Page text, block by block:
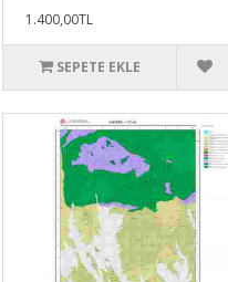
1.400,00TL
SEPETE EKLE